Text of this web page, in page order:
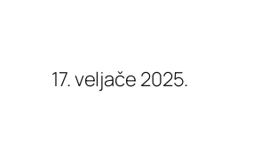
17. veljače 2025.